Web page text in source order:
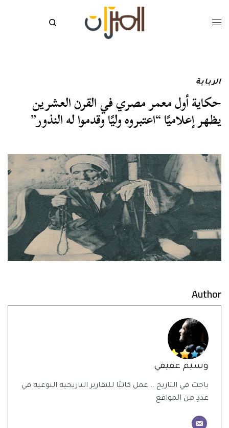
الربابة
حكاية أول معمر مصري في القرن العشرين
يظهر إعلاميًا “اعتبروه وليًا وقدموا له النذور”
Author
وسيم عفيفي
باحث في التاريخ .. عمل كاتبًا للتقارير التاريخية النوعية في
عددٍ من المواقع